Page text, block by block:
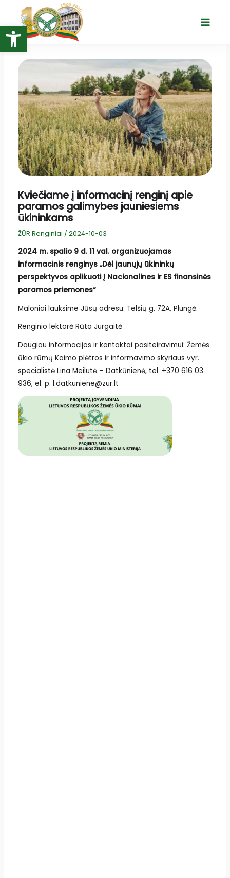
Open toolbar
turinio
Main
Kviečiame į informacinį renginį apie
paramos galimybes jauniesiems
ūkininkams
ŽŪR Renginiai / 2024-10-03
2024 m. spalio 9 d. 11 val. organizuojamas
informacinis renginys „Dėl jaunųjų ūkininkų
perspektyvos aplikuoti į Nacionalines ir ES finansinės
paramos priemones“
Maloniai lauksime Jūsų adresu: Telšių g. 72A, Plungė.
Renginio lektorė Rūta Jurgaitė
Daugiau informacijos ir kontaktai pasiteiravimui: Žemės
ūkio rūmų Kaimo plėtros ir informavimo skyriaus vyr.
specialistė Lina Meilutė – Datkūnienė, tel. +370 616 03
936, el. p. l.datkuniene@zur.lt